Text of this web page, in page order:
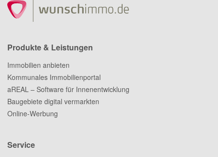
Produkte & Leistungen
Immobilien anbieten
Kommunales Immobilienportal
aREAL – Software für Innenentwicklung
Baugebiete digital vermarkten
Online-Werbung
Service